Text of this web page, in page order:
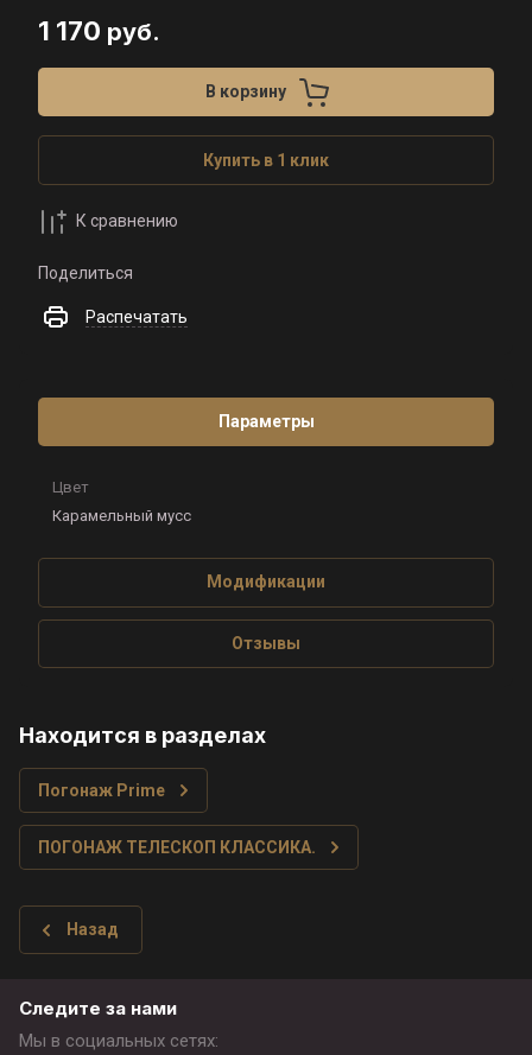
1 170 руб.
В корзину
Купить в 1 клик
К сравнению
Поделиться
Распечатать
Параметры
Цвет
Карамельный мусс
Модификации
Отзывы
Находится в разделах
Погонаж Prime
ПОГОНАЖ ТЕЛЕСКОП КЛАССИКА.
Назад
Следите за нами
Мы в социальных сетях: